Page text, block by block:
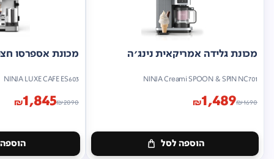
מכונת גלידה אמריקאית נינג'ה
NINJA Creami SPOON & SPIN NC701
₪1690
₪1,489
הוספה לסל
מכונת אספרסו
NINJA LUXE CAFE ES603
₪2090
₪1,845